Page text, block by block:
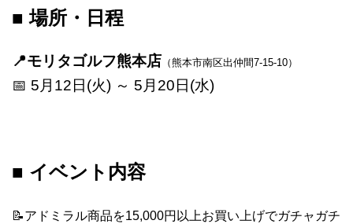
■ 場所・日程
📍モリタゴルフ熊本店 （熊本市南区出仲間7-15-10）
📅 5月12日(火) ～ 5月20日(水)
■ イベント内容
📝アドミラル商品を15,000円以上お買い上げでガチャガチ